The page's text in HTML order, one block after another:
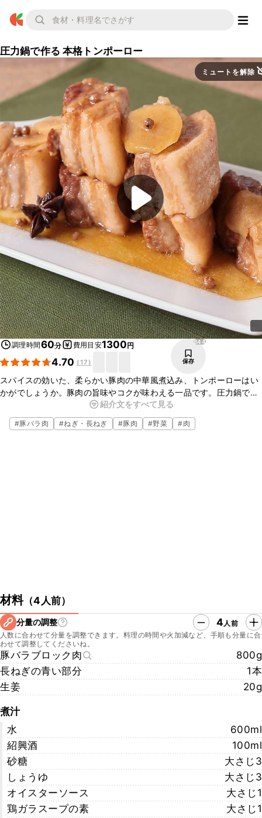
圧力鍋で作る 本格トンポーロー
ミュートを解除
調理時間60分 費用目安1300円
4.70 (17)
844
保存
スパイスの効いた、柔らかい豚肉の中華風煮込み、トンポーローはい
かがでしょうか。豚肉の旨味やコクが味わえる一品です。圧力鍋で煮
ることで、時短で手軽にお作りいただけますよ。アクセントの八角と
山椒が食欲をそそります。
紹介文をすべて見る
#豚バラ肉 #ねぎ・長ねぎ #豚肉 #野菜 #肉
材料（4人前）
分量の調整 4人前
人数に合わせて分量を調整できます。料理の時間や火加減など、手順も分量に合
わせて調整してくださいね。
豚バラブロック肉
800g
長ねぎの青い部分
1本
生姜
20g
煮汁
水
600ml
紹興酒
100ml
砂糖
大さじ3
しょうゆ
大さじ3
オイスターソース
大さじ1
鶏ガラスープの素
大さじ1